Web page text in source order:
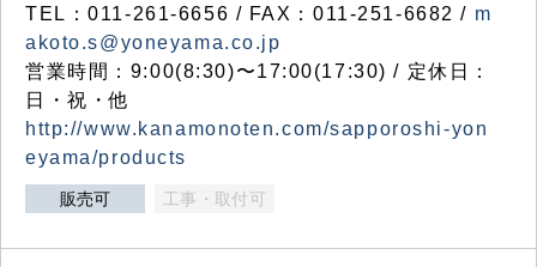
TEL：011-261-6656 / FAX：011-251-6682 / m
akoto.s@yoneyama.co.jp
営業時間：9:00(8:30)〜17:00(17:30) / 定休日：
日・祝・他
http://www.kanamonoten.com/sapporoshi-yon
eyama/products
販売可 工事・取付可